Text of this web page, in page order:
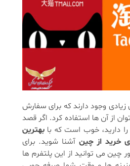
وجود دارند که برای سفارش
از آن ها استفاده کرد. اگر قصد
دارید، خوب است که با بهترین
خرید از چین آشنا شوید. برای
چین می توانید از این پلتفرم ها